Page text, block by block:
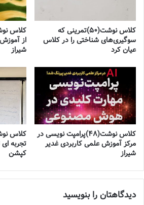
کلاس نوشت(۵۰)تمرینی که
سوگیری‌های شناختی را در کلاس
عیان کرد
از
شیراز
کلاس نوشت(۴۸)پرامپت نویسی در
مرکز آموزش علمی کاربردی غدیر
شیراز
تجربه
کپشن
دیدگاهتان را بنویسید